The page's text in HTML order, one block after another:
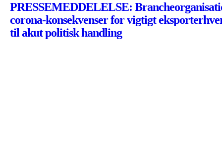
PRESSEMEDDELELSE:
corona-konsekvenser for vigtigt
til akut politisk handling